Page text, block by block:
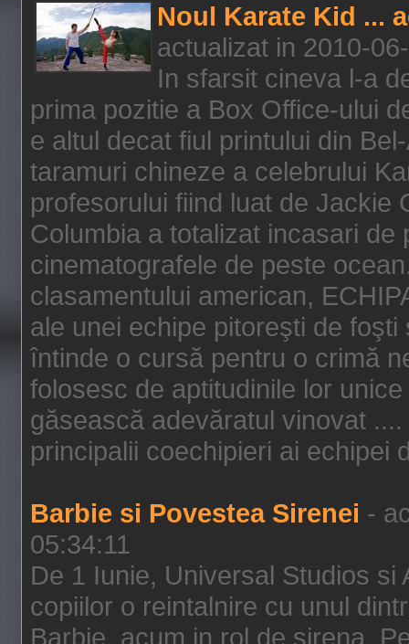
Noul Karate Kid ...
actualizat in 2010-
In sfarsit cineva l-a
prima pozitie a Box Office-ului
e altul decat fiul printului din
taramuri chineze a celebrului
profesorului fiind luat de Jackie
Columbia a totalizat incasari
cinematografele de peste
clasamentului american,
ale unei echipe pitoreşti de
întinde o cursă pentru o crimă
folosesc de aptitudinile lor
găsească adevăratul vinovat
principalii coechipieri ai echipei
Barbie si Povestea Sirenei -
05:34:11
De 1 Iunie, Universal Studios si
copiilor o reintalnire cu unul
Barbie, acum in rol de sirena.